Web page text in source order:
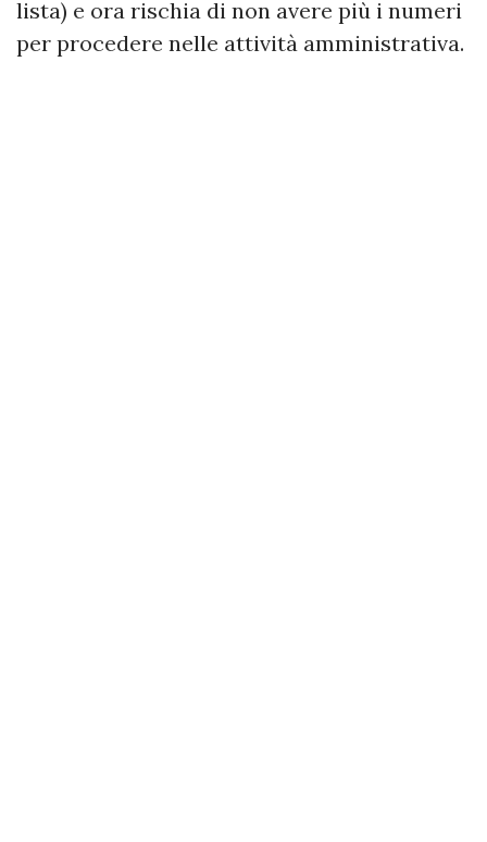
lista) e ora rischia di non avere più i numeri
per procedere nelle attività amministrativa.